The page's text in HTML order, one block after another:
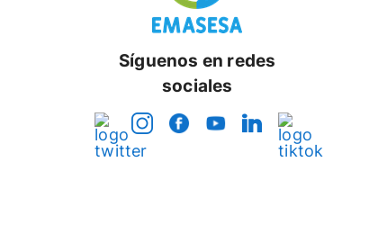
Síguenos en redes
sociales